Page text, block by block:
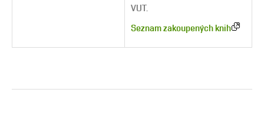
VUT.
Seznam zakoupených knih